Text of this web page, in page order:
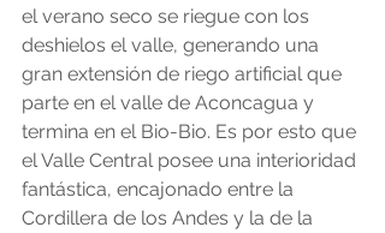
el verano seco se riegue con los
deshielos el valle, generando una
gran extensión de riego artificial que
parte en el valle de Aconcagua y
termina en el Bio-Bio. Es por esto que
el Valle Central posee una interioridad
fantástica, encajonado entre la
Cordillera de los Andes y la de la